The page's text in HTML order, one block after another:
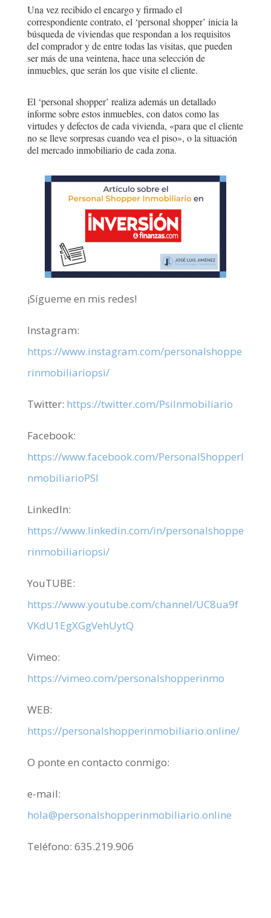
Una vez recibido el encargo y firmado el
correspondiente contrato, el ‘personal shopper’ inicia la
búsqueda de viviendas que respondan a los requisitos
del comprador y de entre todas las visitas, que pueden
ser más de una veintena, hace una selección de
inmuebles, que serán los que visite el cliente.
El ‘personal shopper’ realiza además un detallado
informe sobre estos inmuebles, con datos como las
virtudes y defectos de cada vivienda, «para que el cliente
no se lleve sorpresas cuando vea el piso», o la situación
del mercado inmobiliario de cada zona.
¡Sígueme en mis redes!
Instagram:
https://www.instagram.com/personalshoppe
rinmobiliariopsi/
Twitter: https://twitter.com/PsiInmobiliario
Facebook:
https://www.facebook.com/PersonalShopperI
nmobiliarioPSI
LinkedIn:
https://www.linkedin.com/in/personalshoppe
rinmobiliariopsi/
YouTUBE:
https://www.youtube.com/channel/UC8ua9f
VKdU1EgXGgVehUytQ
Vimeo:
https://vimeo.com/personalshopperinmo
WEB:
https://personalshopperinmobiliario.online/
O ponte en contacto conmigo:
e-mail:
hola@personalshopperinmobiliario.online
Teléfono: 635.219.906